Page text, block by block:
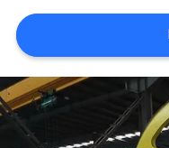
SIE
EIN
ZITAT